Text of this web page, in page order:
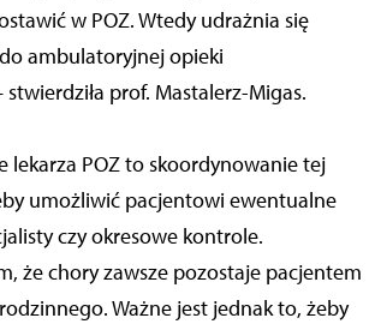
w POZ. Wtedy udrażnia się
ambulatoryjnej opieki
prof. Mastalerz-Migas.
lekarza POZ to skoordynowanie tej
umożliwić pacjentowi ewentualne
czy okresowe kontrole.
że chory zawsze pozostaje pacjentem
Ważne jest jednak to, żeby